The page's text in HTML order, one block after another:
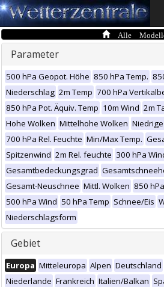
Alle
Parameter
500 hPa Geopot. Höhe 850 hPa Temp.
Niederschlag 2m Temp 700 hPa
850 hPa Pot. Äquiv. Temp 10m Wind 2m
Hohe Wolken Mittelhohe Wolken
700 hPa Rel. Feuchte Min/Max Temp.
Spitzenwind 2m Rel. feuchte 300 hPa
Gesamtbedeckungsgrad
Gesamt-Neuschnee Mittl. Wolken 850
500 hPa Wind 50 hPa Temp Schnee/Eis
Niederschlagsform
Gebiet
Europa Mitteleuropa Alpen Deutschland
Niederlande Frankreich Italien/Balkan